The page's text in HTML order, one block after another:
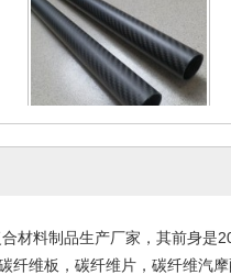
材料制品生产厂家，其前身是
纤维板，碳纤维片，碳纤维汽